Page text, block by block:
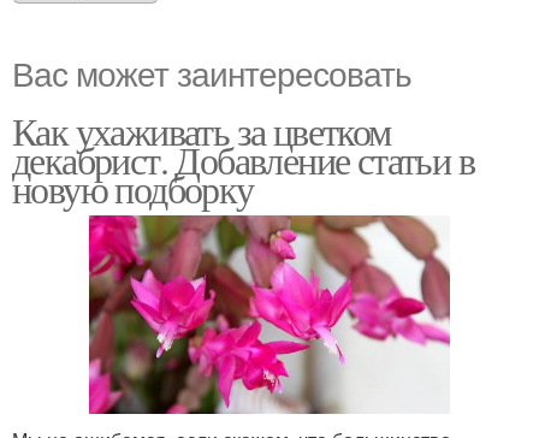
Вас может заинтересовать
Как ухаживать за цветком
декабрист. Добавление статьи в
новую подборку